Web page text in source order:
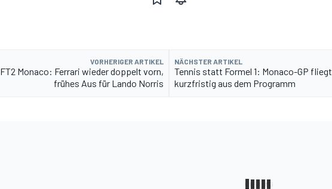
VORHERIGER ARTIKEL
FT2 Monaco: Ferrari wieder doppelt vorn,
frühes Aus für Lando Norris
NÄCHSTER ARTIKEL
Tennis statt Formel 1: Monaco-GP fliegt
kurzfristig aus dem Programm